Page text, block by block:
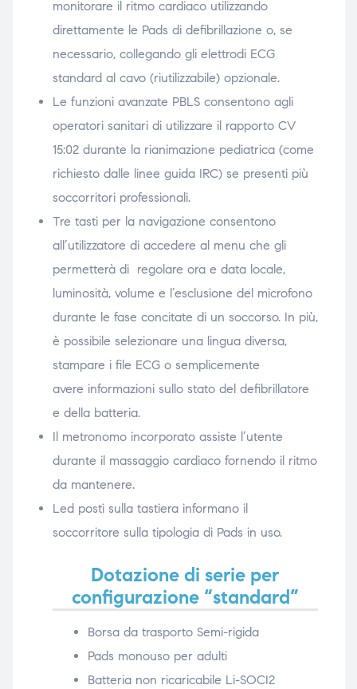
monitorare il ritmo cardiaco utilizzando
direttamente le Pads di defibrillazione o, se
necessario, collegando gli elettrodi ECG
standard al cavo (riutilizzabile) opzionale.
Le funzioni avanzate PBLS consentono agli
operatori sanitari di utilizzare il rapporto CV
15:02 durante la rianimazione pediatrica (come
richiesto dalle linee guida IRC) se presenti più
soccorritori professionali.
Tre tasti per la navigazione consentono
all’utilizzatore di accedere al menu che gli
permetterà di regolare ora e data locale,
luminosità, volume e l’esclusione del microfono
durante le fase concitate di un soccorso. In più,
è possibile selezionare una lingua diversa,
stampare i file ECG o semplicemente
avere informazioni sullo stato del defibrillatore
e della batteria.
Il metronomo incorporato assiste l’utente
durante il massaggio cardiaco fornendo il ritmo
da mantenere.
Led posti sulla tastiera informano il
soccorritore sulla tipologia di Pads in uso.
Dotazione di serie per
configurazione “standard”
Borsa da trasporto Semi-rigida
Pads monouso per adulti
Batteria non ricaricabile Li-SOCI2